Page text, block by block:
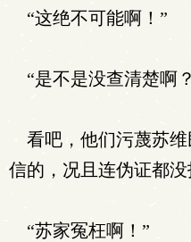
“这绝不可能啊！”
“是不是没查清楚啊
看吧，他们污蔑苏维
信的，况且连伪证都没
“苏家冤枉啊！”